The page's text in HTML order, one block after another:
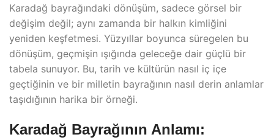
Karadağ bayrağındaki dönüşüm, sadece görsel bir
değişim değil; aynı zamanda bir halkın kimliğini
yeniden keşfetmesi. Yüzyıllar boyunca süregelen bu
dönüşüm, geçmişin ışığında geleceğe dair güçlü bir
tabela sunuyor. Bu, tarih ve kültürün nasıl iç içe
geçtiğinin ve bir milletin bayrağının nasıl derin anlamlar
taşıdığının harika bir örneği.
Karadağ Bayrağının Anlamı: